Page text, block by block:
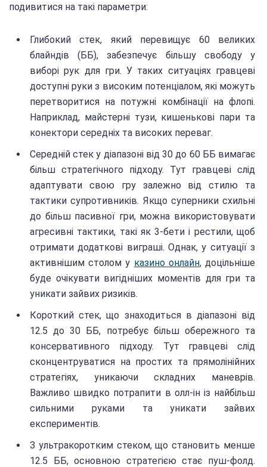
подивитися на такі параметри:
Глибокий стек, який перевищує 60 великих
блайндів (ББ), забезпечує більшу свободу у
виборі рук для гри. У таких ситуаціях гравцеві
доступні руки з високим потенціалом, які можуть
перетворитися на потужні комбінації на флопі.
Наприклад, майстерні тузи, кишенькові пари та
конектори середніх та високих переваг.
Середній стек у діапазоні від 30 до 60 ББ вимагає
більш стратегічного підходу. Тут гравцеві слід
адаптувати свою гру залежно від стилю та
тактики супротивників. Якщо суперники схильні
до більш пасивної гри, можна використовувати
агресивні тактики, такі як 3-бети і рестили, щоб
отримати додаткові виграші. Однак, у ситуації з
активнішим столом у казино онлайн, доцільніше
буде очікувати вигідніших моментів для гри та
уникати зайвих ризиків.
Короткий стек, що знаходиться в діапазоні від
12.5 до 30 ББ, потребує більш обережного та
консервативного підходу. Тут гравцеві слід
сконцентруватися на простих та прямолінійних
стратегіях, уникаючи складних маневрів.
Важливо швидко потрапити в олл-ін із найбільш
сильними руками та уникати зайвих
експериментів.
З ультракоротким стеком, що становить менше
12.5 ББ, основною стратегією стає пуш-фолд.